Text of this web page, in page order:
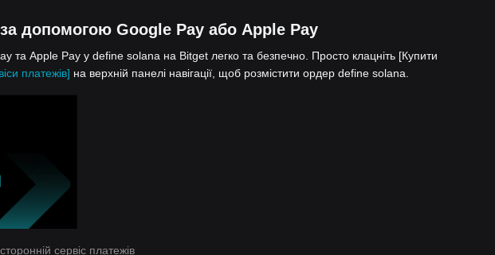
допомогою Google Pay або Apple Pay
та Apple Pay у define solana на Bitget легко та безпечно. Просто клацніть [Купити
платежів] на верхній панелі навігації, щоб розмістити ордер define solana.
сервіс платежів